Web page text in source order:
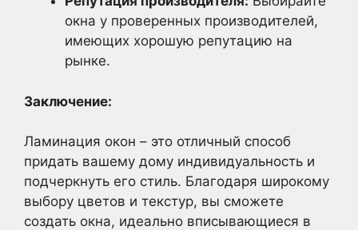
окна у проверенных производителей,
имеющих хорошую репутацию на
рынке.
Заключение:
Ламинация окон – это отличный способ
придать вашему дому индивидуальность и
подчеркнуть его стиль. Благодаря широкому
выбору цветов и текстур, вы сможете
создать окна, идеально вписывающиеся в